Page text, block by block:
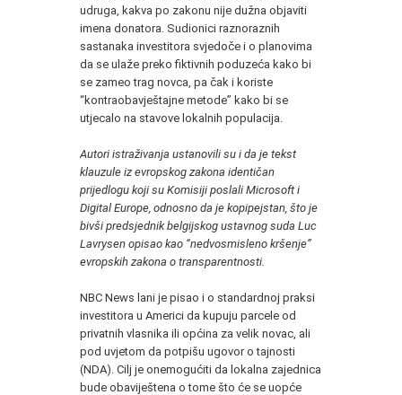
udruga, kakva po zakonu nije dužna objaviti
imena donatora. Sudionici raznoraznih
sastanaka investitora svjedoče i o planovima
da se ulaže preko fiktivnih poduzeća kako bi
se zameo trag novca, pa čak i koriste
“kontraobavještajne metode” kako bi se
utjecalo na stavove lokalnih populacija.
Autori istraživanja ustanovili su i da je tekst
klauzule iz evropskog zakona identičan
prijedlogu koji su Komisiji poslali Microsoft i
Digital Europe, odnosno da je kopipejstan, što je
bivši predsjednik belgijskog ustavnog suda Luc
Lavrysen opisao kao “nedvosmisleno kršenje”
evropskih zakona o transparentnosti.
NBC News lani je pisao i o standardnoj praksi
investitora u Americi da kupuju parcele od
privatnih vlasnika ili općina za velik novac, ali
pod uvjetom da potpišu ugovor o tajnosti
(NDA). Cilj je onemogućiti da lokalna zajednica
bude obaviještena o tome što će se uopće